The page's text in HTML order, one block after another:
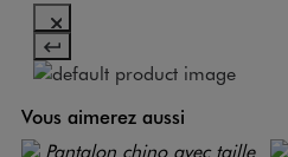
Vous aimerez aussi